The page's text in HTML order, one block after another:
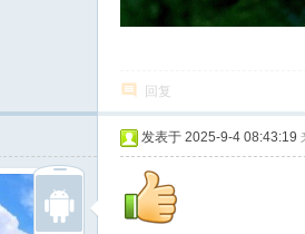
回复
发表于 2025-9-4 08:43:19